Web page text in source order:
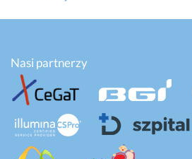
Nasi partnerzy